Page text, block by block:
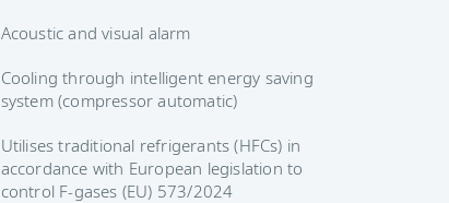
Acoustic and visual alarm
Cooling through intelligent energy saving
system (compressor automatic)
Utilises traditional refrigerants (HFCs) in
accordance with European legislation to
control F-gases (EU) 573/2024